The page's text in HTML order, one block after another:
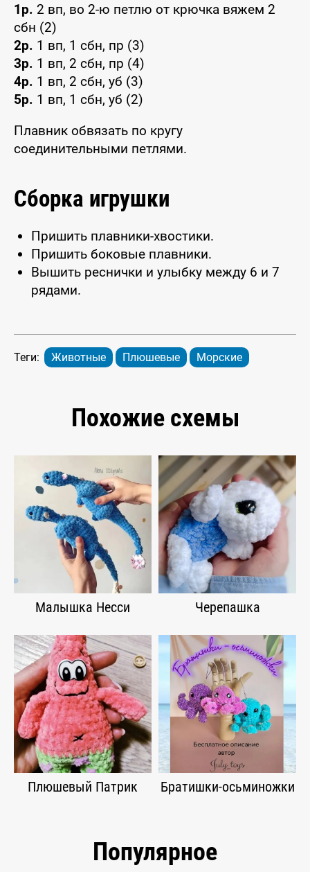
1р. 2 вп, во 2-ю петлю от крючка вяжем 2
сбн (2)
2р. 1 вп, 1 сбн, пр (3)
3р. 1 вп, 2 сбн, пр (4)
4р. 1 вп, 2 сбн, уб (3)
5р. 1 вп, 1 сбн, уб (2)
Плавник обвязать по кругу
соединительными петлями.
Сборка игрушки
Пришить плавники-хвостики.
Пришить боковые плавники.
Вышить реснички и улыбку между 6 и 7
рядами.
Теги: Животные Плюшевые Морские
Похожие схемы
Малышка Несси Черепашка
Плюшевый Патрик Братишки-осьминожки
Популярное